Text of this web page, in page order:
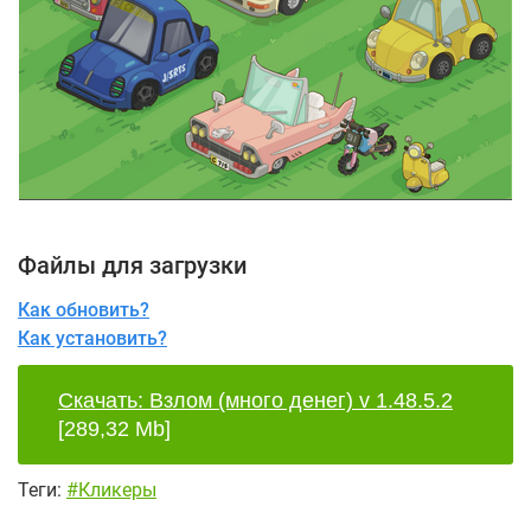
Файлы для загрузки
Как обновить?
Как установить?
Скачать: Взлом (много денег) v 1.48.5.2
[289,32 Mb]
Теги: #Кликеры